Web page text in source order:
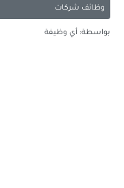
وظائف شركات
بواسطة: أي وظيفة